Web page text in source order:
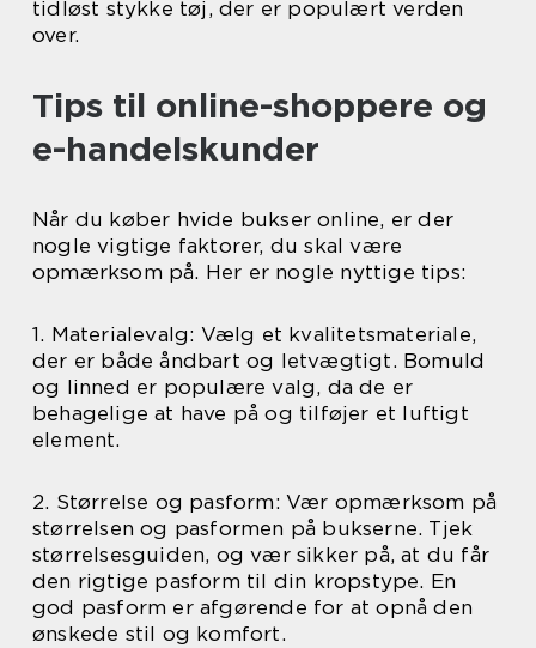
tidløst stykke tøj, der er populært verden
over.
Tips til online-shoppere og
e-handelskunder
Når du køber hvide bukser online, er der
nogle vigtige faktorer, du skal være
opmærksom på. Her er nogle nyttige tips:
1. Materialevalg: Vælg et kvalitetsmateriale,
der er både åndbart og letvægtigt. Bomuld
og linned er populære valg, da de er
behagelige at have på og tilføjer et luftigt
element.
2. Størrelse og pasform: Vær opmærksom på
størrelsen og pasformen på bukserne. Tjek
størrelsesguiden, og vær sikker på, at du får
den rigtige pasform til din kropstype. En
god pasform er afgørende for at opnå den
ønskede stil og komfort.